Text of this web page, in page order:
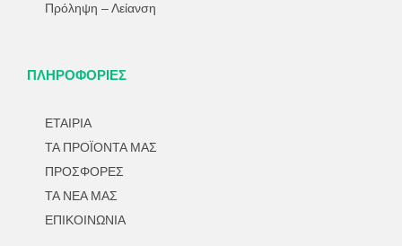
Πρόληψη – Λείανση
ΠΛΗΡΟΦΟΡΙΕΣ
ΕΤΑΙΡΙΑ
ΤΑ ΠΡΟΪΟΝΤΑ ΜΑΣ
ΠΡΟΣΦΟΡΕΣ
ΤΑ ΝΕΑ ΜΑΣ
ΕΠΙΚΟΙΝΩΝΙΑ